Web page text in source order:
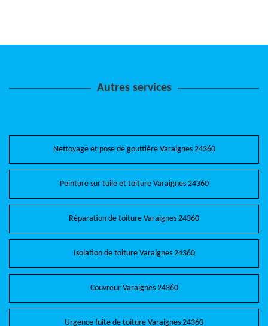
Autres services
Nettoyage et pose de gouttière Varaignes 24360
Peinture sur tuile et toiture Varaignes 24360
Réparation de toiture Varaignes 24360
Isolation de toiture Varaignes 24360
Couvreur Varaignes 24360
Urgence fuite de toiture Varaignes 24360